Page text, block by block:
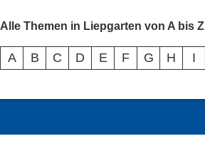
Alle Themen in Liepgarten von A bis Z
A B C D E F G H I